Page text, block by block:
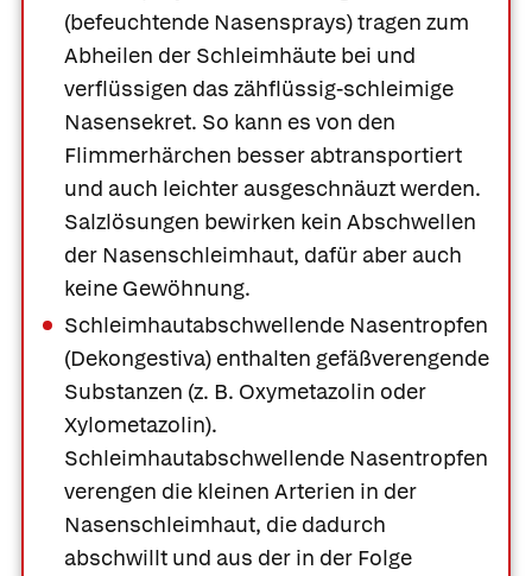
(befeuchtende Nasensprays) tragen zum
Abheilen der Schleimhäute bei und
verflüssigen das zähflüssig-schleimige
Nasensekret. So kann es von den
Flimmerhärchen besser abtransportiert
und auch leichter ausgeschnäuzt werden.
Salzlösungen bewirken kein Abschwellen
der Nasenschleimhaut, dafür aber auch
keine Gewöhnung.
Schleimhautabschwellende Nasentropfen
(Dekongestiva) enthalten gefäßverengende
Substanzen (z. B. Oxymetazolin oder
Xylometazolin).
Schleimhautabschwellende Nasentropfen
verengen die kleinen Arterien in der
Nasenschleimhaut, die dadurch
abschwillt und aus der in der Folge